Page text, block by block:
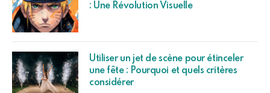
: Une Révolution Visuelle
Utiliser un jet de scène pour étinceler
une fête : Pourquoi et quels critères
considérer